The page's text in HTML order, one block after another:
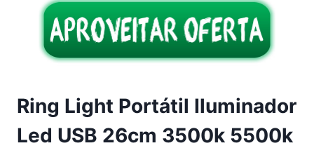
Ring Light Portátil Iluminador
Led USB 26cm 3500k 5500k